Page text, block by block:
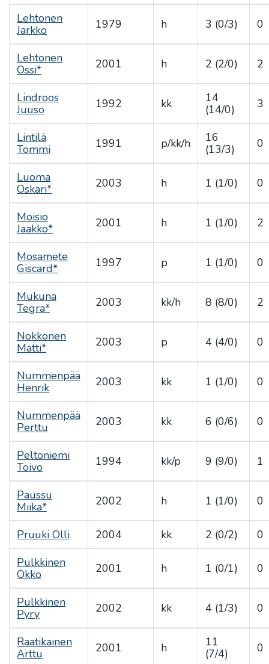
Lehtonen
Jarkko
1979 h 3 (0/3) 0
Lehtonen
Ossi*
2001 h 2 (2/0) 2
Lindroos
Juuso
1992 kk
14
(14/0)
3
Lintilä
Tommi
1991 p/kk/h
16
(13/3)
0
Luoma
Oskari*
2003 h 1 (1/0) 0
Moisio
Jaakko*
2001 h 1 (1/0) 2
Mosamete
Giscard*
1997 p 1 (1/0) 0
Mukuna
Tegra*
2003 kk/h 8 (8/0) 2
Nokkonen
Matti*
2003 p 4 (4/0) 0
Nummenpää
Henrik
2003 kk 1 (1/0) 0
Nummenpää
Perttu
2003 kk 6 (0/6) 0
Peltoniemi
Toivo
1994 kk/p 9 (9/0) 1
Paussu
Miika*
2002 h 1 (1/0) 0
Pruuki Olli 2004 kk 2 (0/2)
0
Pulkkinen
Okko
2001 h 1 (0/1) 0
Pulkkinen
Pyry
2002 kk 4 (1/3) 0
Raatikainen
Arttu
2001 h
11
(7/4)
0